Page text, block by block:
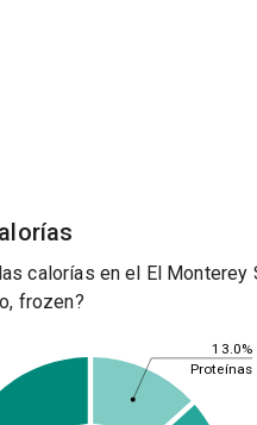
calorías en el El Monterey
frozen?
13.0%
Proteínas